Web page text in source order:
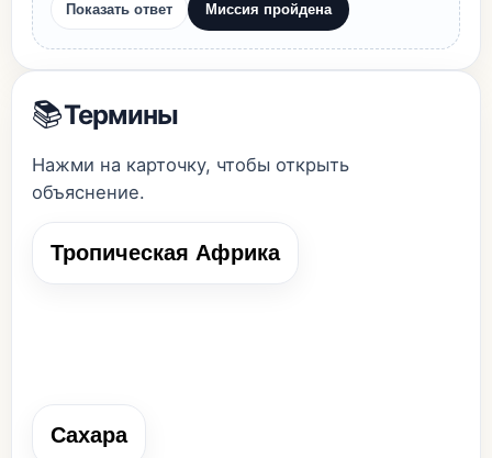
Показать ответ Миссия пройдена
📚Термины
Нажми на карточку, чтобы открыть
объяснение.
Тропическая Африка
Тропическая Африка
Часть Африки к югу от пустыни Сахары.
Сахара
Огромная пустыня, через которую проходили караванные